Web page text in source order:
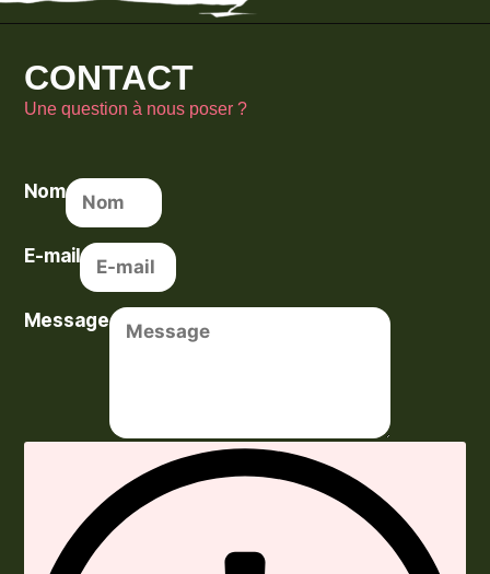
CONTACT
Une question à nous poser ?
Nom
E-mail
Message